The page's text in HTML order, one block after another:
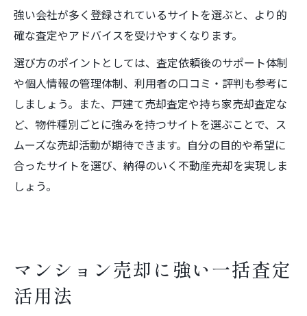
強い会社が多く登録されているサイトを選ぶと、より的
確な査定やアドバイスを受けやすくなります。
選び方のポイントとしては、査定依頼後のサポート体制
や個人情報の管理体制、利用者の口コミ・評判も参考に
しましょう。また、戸建て売却査定や持ち家売却査定な
ど、物件種別ごとに強みを持つサイトを選ぶことで、ス
ムーズな売却活動が期待できます。自分の目的や希望に
合ったサイトを選び、納得のいく不動産売却を実現しま
しょう。
マンション売却に強い一括査定
活用法